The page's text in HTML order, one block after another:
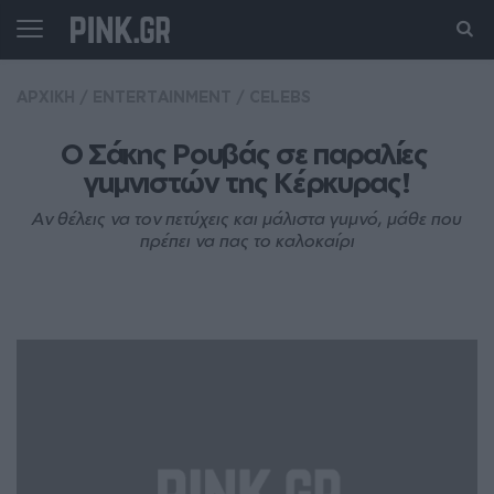
Ο Σάκης Ρουβάς σε παραλίες
γuμνιστών της Κέρκυρας!
Αν θέλεις να τον πετύχεις και μάλιστα γuμνό, μάθε που
πρέπει να πας το καλοκαίρι